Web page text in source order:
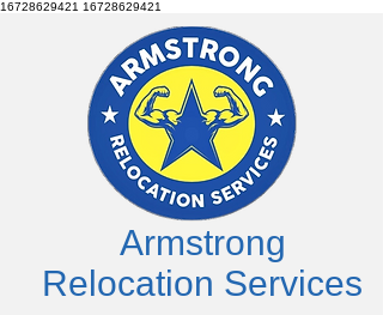
16728629421 16728629421
Armstrong
Relocation Services